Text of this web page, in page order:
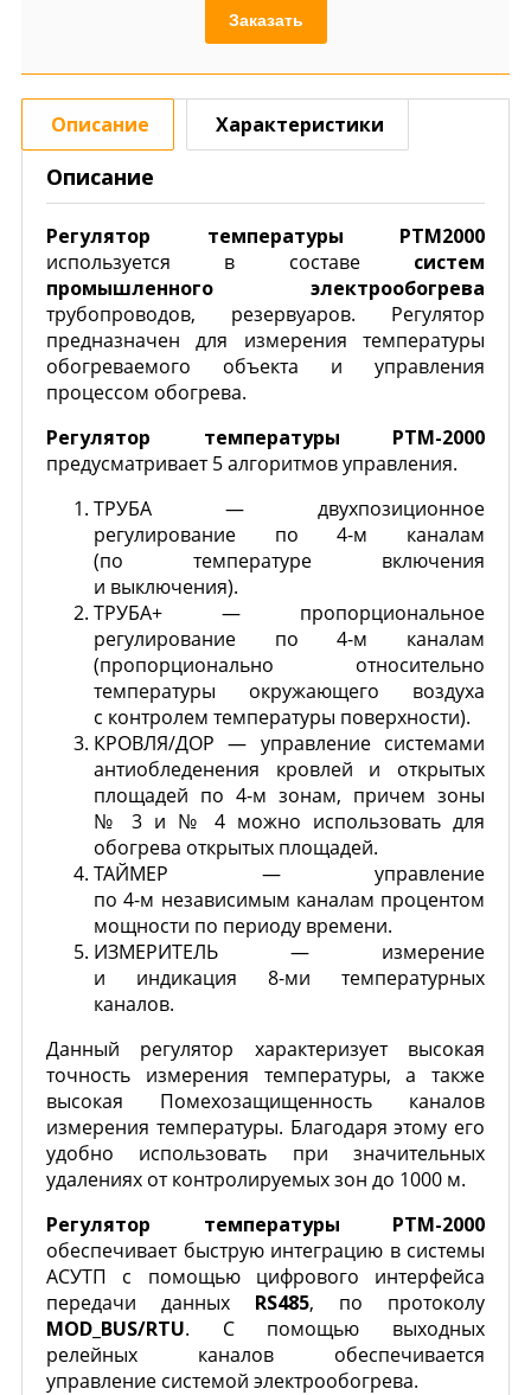
Заказать
Описание Характеристики
Описание
Регулятор температуры PТМ2000
используется в составе систем
промышленного электрообогрева
трубопроводов, резервуаров. Регулятор
предназначен для измерения температуры
обогреваемого объекта и управления
процессом обогрева.
Регулятор температуры РТМ-2000
предусматривает 5 алгоритмов управления.
ТРУБА — двухпозиционное
регулирование по4-м каналам
(по температуре включения
и выключения).
ТРУБА+ — пропорциональное
регулирование по4-м каналам
(пропорционально относительно
температуры окружающего воздуха
с контролем температуры поверхности).
КРОВЛЯ/ДОР — управление системами
антиобледенения кровлей и открытых
площадей по 4-м зонам, причем зоны
№ 3 и № 4 можно использовать для
обогрева открытых площадей.
ТАЙМЕР — управление
по4-м независимым каналам процентом
мощности по периоду времени.
ИЗМЕРИТЕЛЬ — измерение
и индикация 8-ми температурных
каналов.
Данный регулятор характеризует высокая
точность измерения температуры, а также
высокая Помехозащищенность каналов
измерения температуры. Благодаря этому его
удобно использовать при значительных
удалениях от контролируемых зон до 1000 м.
Регулятор температуры РТМ-2000
обеспечивает быструю интеграцию в системы
АСУТП с помощью цифрового интерфейса
передачи данных RS485, по протоколу
MOD_BUS/RTU. C помощью выходных
релейных каналов обеспечивается
управление системой электрообогрева.